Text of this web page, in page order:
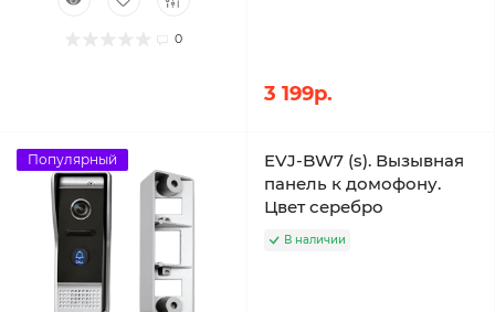
0
3 199р.
Популярный
EVJ-BW7 (s). Вызывная
панель к домофону.
Цвет серебро
В наличии